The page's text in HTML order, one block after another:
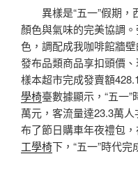
異樣是“五一”假期
顏色與氣味的完美協調
色，調配成我咖啡館牆
發布品類商品享扣頭價
樣本超市完成發賣額
學椅臺數據顯示，“五一
萬元，客流量達23.3萬
布了節日購車年夜禮包
工學椅下，“五一”時代完